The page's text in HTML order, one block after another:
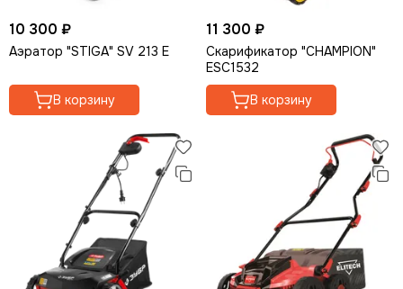
Мотолебедки
Аккумуляторная садовая техника
Кормоизмельчители
10 300 ₽
Аэратор "STIGA" SV 213 E
В корзину
11 300 ₽
Скарификатор "CHAMPION"
ESC1532
В корзину